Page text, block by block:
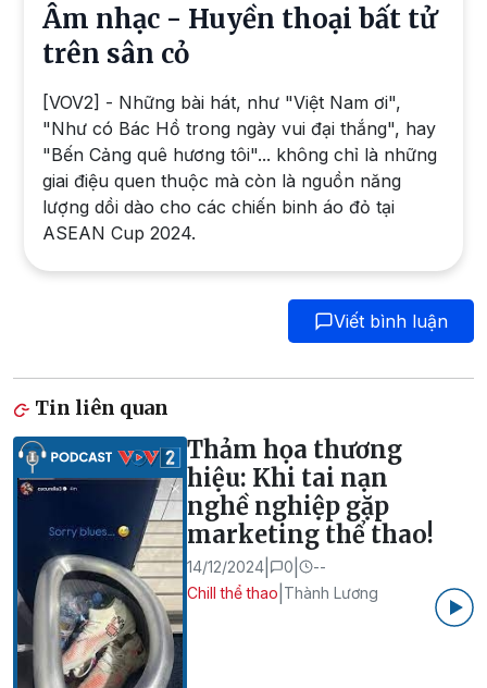
Âm nhạc - Huyền thoại bất tử
trên sân cỏ
[VOV2] - Những bài hát, như "Việt Nam ơi",
"Như có Bác Hồ trong ngày vui đại thắng", hay
"Bến Cảng quê hương tôi"... không chỉ là những
giai điệu quen thuộc mà còn là nguồn năng
lượng dồi dào cho các chiến binh áo đỏ tại
ASEAN Cup 2024.
Viết bình luận
Tin liên quan
Thảm họa thương
hiệu: Khi tai nạn
nghề nghiệp gặp
marketing thể thao!
14/12/2024 0
--
Chill thể thao Thành Lương